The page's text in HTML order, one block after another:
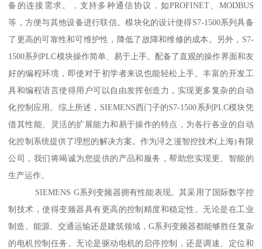
备的连接需求。，支持多种通信协议，如PROFINET、MODBUS
等，方便与其他设备进行联信。模块化的设计使得S7-1500系列具备
了更高的可靠性和可维护性，降低了故障和维修的成本。另外，S7-
1500系列PLC模块操作简单、易于上手。配备了直观的操作界面和友
好的编程环境，即使对于初学者来说也能轻松上手。丰富的开发工
具和编程语言使得用户可以自由发挥创造力，实现更多复杂的自动
化控制应用。综上所述，SIEMENS西门子的S7-1500系列PLC模块凭
借其性能、灵活的扩展能力和易于操作的特点，为各行各业的自动
化控制系统提供了理想的解决方案。作为浔之漫智控技术(上海)有限
公司，我们将竭诚为您提供的产品和服务，帮助您实现更、智能的
生产运作。
SIEMENS G系列变频器拥有性能表现。其采用了国际数字控
制技术，使得变频器具有更高的控制精度和稳定性。无论是在工业
制造、能源、交通运输还是建筑领域，G系列变频器都能够胜任复杂
的电机控制任务。无论是驱动电机的启停控制，还是调速、定位和